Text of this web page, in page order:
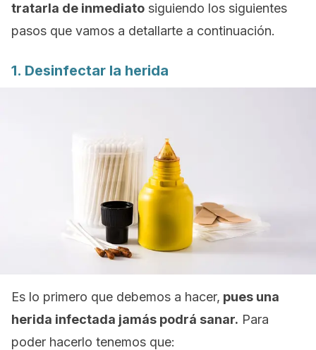
tratarla de inmediato siguiendo los siguientes
pasos que vamos a detallarte a continuación.
1. Desinfectar la herida
Es lo primero que debemos a hacer, pues una
herida infectada jamás podrá sanar. Para
poder hacerlo tenemos que: